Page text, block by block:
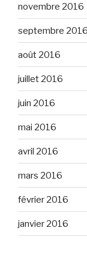
novembre 2016
septembre 2016
août 2016
juillet 2016
juin 2016
mai 2016
avril 2016
mars 2016
février 2016
janvier 2016